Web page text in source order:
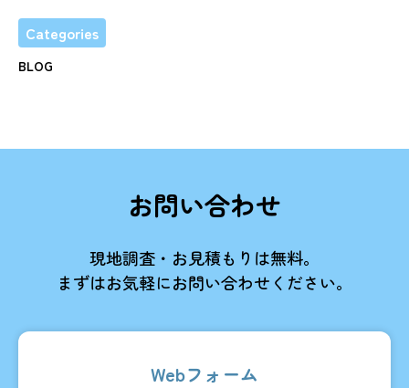
Categories
BLOG
お問い合わせ
現地調査・お見積もりは無料。
まずはお気軽にお問い合わせください。
Webフォーム